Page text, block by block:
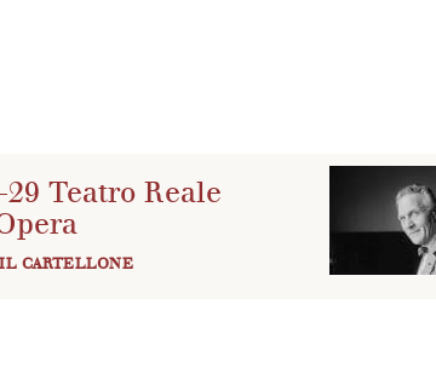
29 Teatro Reale
CARTELLONE